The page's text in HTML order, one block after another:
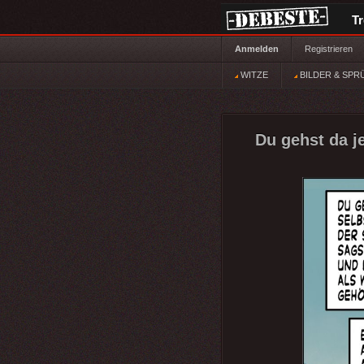
Anmelden Registrieren
WITZE BILDER &
Du gehst da